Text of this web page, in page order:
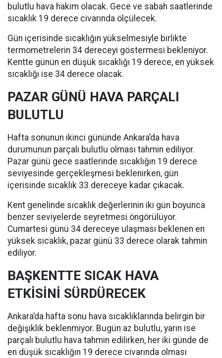
bulutlu hava hakim olacak. Gece ve sabah saatlerinde
sıcaklık 19 derece civarında ölçülecek.
Gün içerisinde sıcaklığın yükselmesiyle birlikte
termometrelerin 34 dereceyi göstermesi bekleniyor.
Kentte günün en düşük sıcaklığı 19 derece, en yüksek
sıcaklığı ise 34 derece olacak.
PAZAR GÜNÜ HAVA PARÇALI
BULUTLU
Hafta sonunun ikinci gününde Ankara’da hava
durumunun parçalı bulutlu olması tahmin ediliyor.
Pazar günü gece saatlerinde sıcaklığın 19 derece
seviyesinde gerçekleşmesi beklenirken, gün
içerisinde sıcaklık 33 dereceye kadar çıkacak.
Kent genelinde sıcaklık değerlerinin iki gün boyunca
benzer seviyelerde seyretmesi öngörülüyor.
Cumartesi günü 34 dereceye ulaşması beklenen en
yüksek sıcaklık, pazar günü 33 derece olarak tahmin
ediliyor.
BAŞKENTTE SICAK HAVA
ETKİSİNİ SÜRDÜRECEK
Ankara’da hafta sonu hava sıcaklıklarında belirgin bir
değişiklik beklenmiyor. Bugün az bulutlu, yarın ise
parçalı bulutlu hava tahmin edilirken, her iki günde de
en düşük sıcaklığın 19 derece civarında olması